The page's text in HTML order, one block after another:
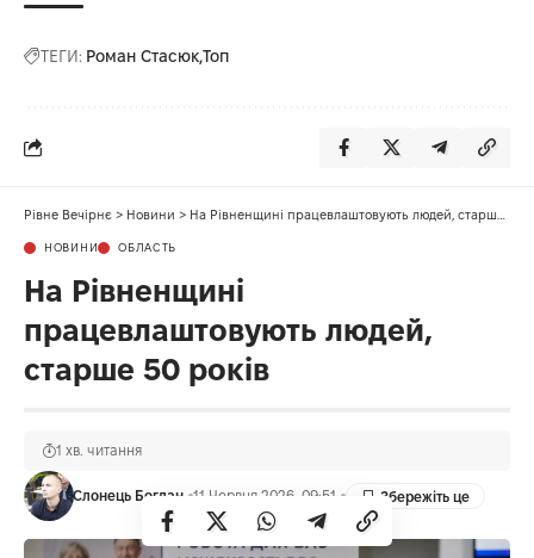
ТЕГИ: Роман СтасюкТоп
Рівне Вечірнє > Новини > На Рівненщині працевлаштовують людей, старше 50 років
НОВИНИ ОБЛАСТЬ
На Рівненщині
працевлаштовують людей,
старше 50 років
Слонець Богдан 11 Червня 2026, 09:51
1 хв. читання